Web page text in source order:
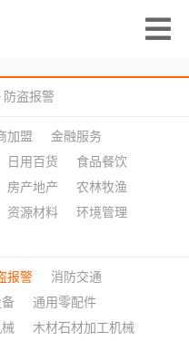
防盗报警
加盟
金融服务
日用百货
食品餐饮
房产地产
农林牧渔
资源材料
环境管理
报警
消防交通
通用零配件
木材石材加工机械